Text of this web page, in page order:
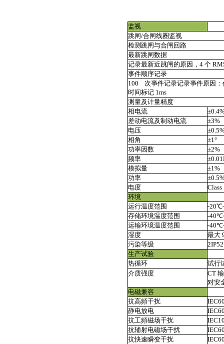
监视
跳闸/合闸线圈监视
检测跳闸与合闸回路
最新跳闸数据
记录最新近跳闸的原因，4 个
事件顺序记录
100
次亊件记录记录亊件原因
时间标记 1ms
测量及计量精度
相电流
差动电流及制动电流
±3%
电压
相角
±1°
功率因数
±2%
频率
模拟量
±1%
功率
电度
Class
环境
运行温度范围
-
存储环境温度范围
-
运输环境温度范围
-
湿度
最大
污染等级
生产试验
热循环
试行
介质强度
CT
对安
电磁兼容
抗高頻干扰
静电放电
抗工頻磁场干扰
抗辅射电磁场干扰
抗快速瞬变干扰